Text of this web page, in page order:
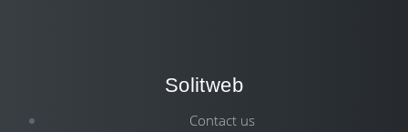
Solitweb
Contact us